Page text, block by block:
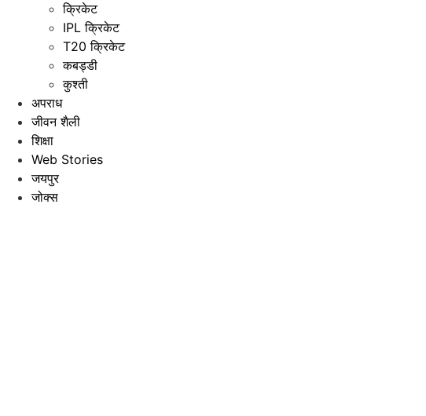
क्रिकेट
IPL क्रिकेट
T20 क्रिकेट
कबड्डी
कुश्ती
अपराध
जीवन शैली
शिक्षा
Web Stories
जयपुर
जोक्स